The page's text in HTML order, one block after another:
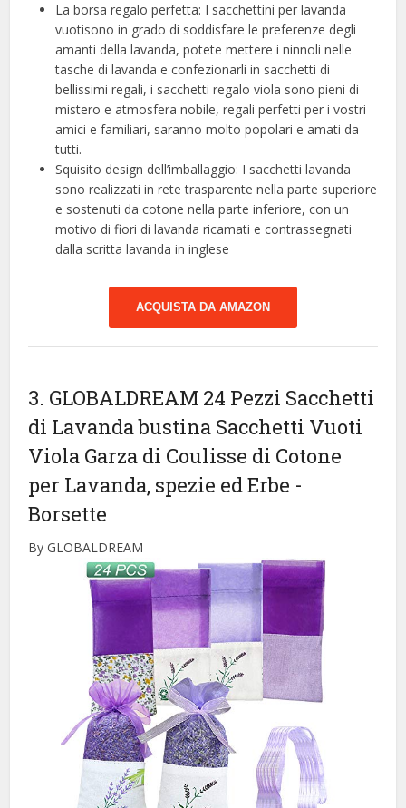
La borsa regalo perfetta: I sacchettini per lavanda
vuotisono in grado di soddisfare le preferenze degli
amanti della lavanda, potete mettere i ninnoli nelle
tasche di lavanda e confezionarli in sacchetti di
bellissimi regali, i sacchetti regalo viola sono pieni di
mistero e atmosfera nobile, regali perfetti per i vostri
amici e familiari, saranno molto popolari e amati da
tutti.
Squisito design dell’imballaggio: I sacchetti lavanda
sono realizzati in rete trasparente nella parte superiore
e sostenuti da cotone nella parte inferiore, con un
motivo di fiori di lavanda ricamati e contrassegnati
dalla scritta lavanda in inglese
ACQUISTA DA AMAZON
3. GLOBALDREAM 24 Pezzi Sacchetti
di Lavanda bustina Sacchetti Vuoti
Viola Garza di Coulisse di Cotone
per Lavanda, spezie ed Erbe -
Borsette
By GLOBALDREAM